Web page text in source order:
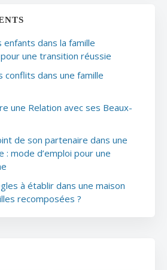
enfants dans la famille
une transition réussie
conflits dans une famille
une Relation avec ses Beaux-
de son partenaire dans une
: mode d’emploi pour une
à établir dans une maison
recomposées ?